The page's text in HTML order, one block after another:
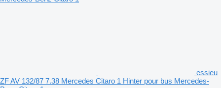
essieu
ZF AV 132/87 7.38 Mercedes Citaro 1 Hinter pour bus Mercedes-